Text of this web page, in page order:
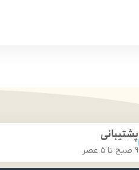
پشتیبانی
9 صبح تا ۵ عصر